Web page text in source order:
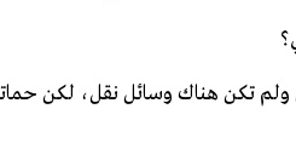
ولم تكن هناك وسائل نقل، لكن